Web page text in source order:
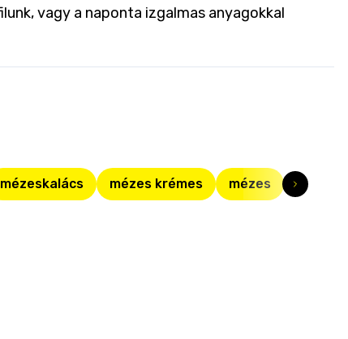
vagy a naponta izgalmas anyagokkal
mézeskalács mézes krémes mézes